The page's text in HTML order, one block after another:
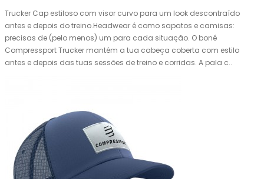
Trucker Cap estiloso com visor curvo para um look descontraído
antes e depois do treino.Headwear é como sapatos e camisas:
precisas de (pelo menos) um para cada situação. O boné
Compressport Trucker mantém a tua cabeça coberta com estilo
antes e depois das tuas sessões de treino e corridas. A pala c..